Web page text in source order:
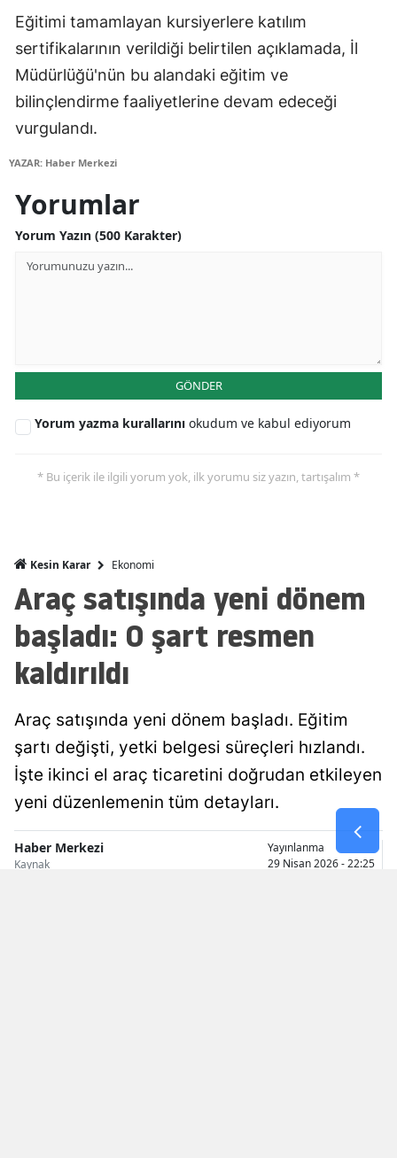
Elazığ
Erzincan
Erzurum
İstanbul
Kırklareli
Kırşehir
Konya
Kütahya
Kahramanmaraş
Eğitimi tamamlayan kursiyerlere katılım
sertifikalarının verildiği belirtilen açıklamada, İl
Müdürlüğü'nün bu alandaki eğitim ve
bilinçlendirme faaliyetlerine devam edeceği
vurgulandı.
YAZAR: Haber Merkezi
Yorumlar
Yorum Yazın (500 Karakter)
GÖNDER
Yorum yazma kurallarını okudum ve kabul ediyorum
* Bu içerik ile ilgili yorum yok, ilk yorumu siz yazın, tartışalım *
Kesin Karar Ekonomi
Araç satışında yeni dönem
başladı: O şart resmen
kaldırıldı
Araç satışında yeni dönem başladı. Eğitim
şartı değişti, yetki belgesi süreçleri hızlandı.
İşte ikinci el araç ticaretini doğrudan etkileyen
yeni düzenlemenin tüm detayları.
Haber Merkezi
Kaynak
Yayınlanma
29 Nisan 2026 - 22:25